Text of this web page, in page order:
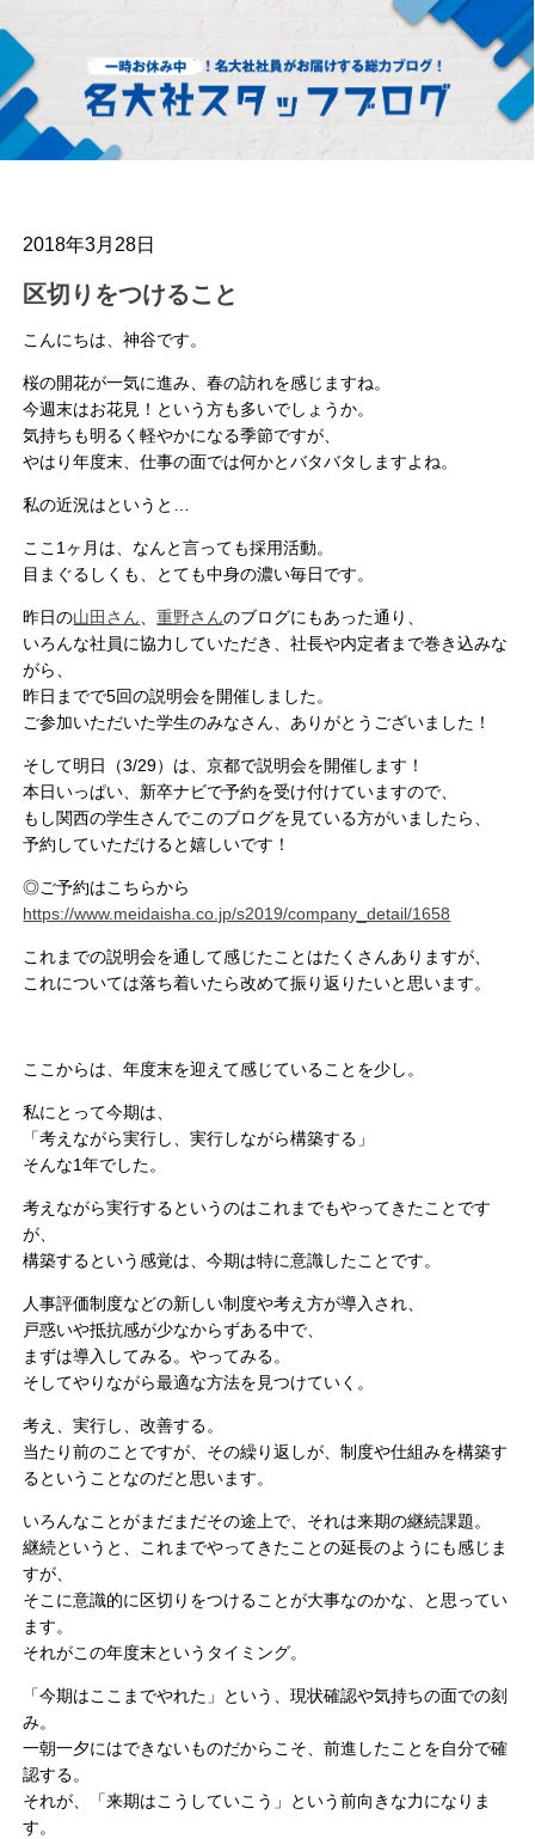
2018年3月28日
区切りをつけること
こんにちは、神谷です。
桜の開花が一気に進み、春の訪れを感じますね。
今週末はお花見！という方も多いでしょうか。
気持ちも明るく軽やかになる季節ですが、
やはり年度末、仕事の面では何かとバタバタしますよね。
私の近況はというと…
ここ1ヶ月は、なんと言っても採用活動。
目まぐるしくも、とても中身の濃い毎日です。
昨日の山田さん、重野さんのブログにもあった通り、
いろんな社員に協力していただき、社長や内定者まで巻き込みな
がら、
昨日までで5回の説明会を開催しました。
ご参加いただいた学生のみなさん、ありがとうございました！
そして明日（3/29）は、京都で説明会を開催します！
本日いっぱい、新卒ナビで予約を受け付けていますので、
もし関西の学生さんでこのブログを見ている方がいましたら、
予約していただけると嬉しいです！
◎ご予約はこちらから
https://www.meidaisha.co.jp/s2019/company_detail/1658
これまでの説明会を通して感じたことはたくさんありますが、
これについては落ち着いたら改めて振り返りたいと思います。
ここからは、年度末を迎えて感じていることを少し。
私にとって今期は、
「考えながら実行し、実行しながら構築する」
そんな1年でした。
考えながら実行するというのはこれまでもやってきたことです
が、
構築するという感覚は、今期は特に意識したことです。
人事評価制度などの新しい制度や考え方が導入され、
戸惑いや抵抗感が少なからずある中で、
まずは導入してみる。やってみる。
そしてやりながら最適な方法を見つけていく。
考え、実行し、改善する。
当たり前のことですが、その繰り返しが、制度や仕組みを構築す
るということなのだと思います。
いろんなことがまだまだその途上で、それは来期の継続課題。
継続というと、これまでやってきたことの延長のようにも感じま
すが、
そこに意識的に区切りをつけることが大事なのかな、と思ってい
ます。
それがこの年度末というタイミング。
「今期はここまでやれた」という、現状確認や気持ちの面での刻
み。
一朝一夕にはできないものだからこそ、前進したことを自分で確
認する。
それが、「来期はこうしていこう」という​前向きな​力になりま
す。